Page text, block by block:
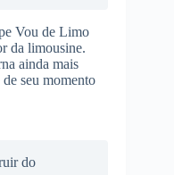
Vou de Limo
da limousine.
ainda mais
seu momento
do